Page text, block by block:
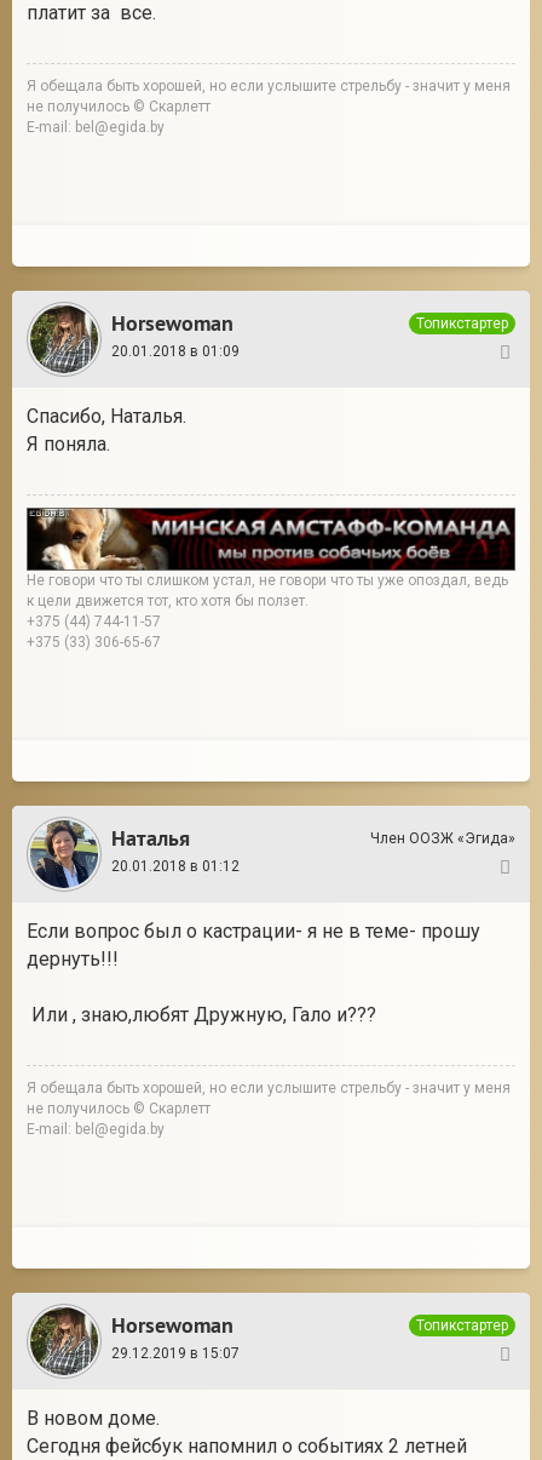
платит за все.
Я обещала быть хорошей, но если услышите стрельбу - значит у меня
не получилось © Скарлетт
E-mail: bel@egida.by
Horsewoman
Топикстартер
20.01.2018 в 01:09
Спасибо, Наталья.
Я поняла.
Не говори что ты слишком устал, не говори что ты уже опоздал, ведь
к цели движется тот, кто хотя бы ползет.
+375 (44) 744-11-57
+375 (33) 306-65-67
Наталья
Член ООЗЖ «Эгида»
20.01.2018 в 01:12
Если вопрос был о кастрации- я не в теме- прошу
дернуть!!!
Или , знаю,любят Дружную, Гало и???
Я обещала быть хорошей, но если услышите стрельбу - значит у меня
не получилось © Скарлетт
E-mail: bel@egida.by
Horsewoman
Топикстартер
29.12.2019 в 15:07
В новом доме.
Сегодня фейсбук напомнил о событиях 2 летней